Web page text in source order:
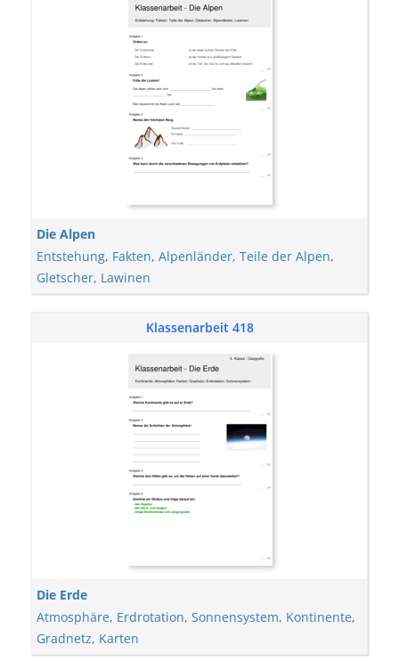
Die Alpen
Entstehung, Fakten, Alpenländer, Teile der Alpen,
Gletscher, Lawinen
Klassenarbeit 418
Die Erde
Atmosphäre, Erdrotation, Sonnensystem, Kontinente,
Gradnetz, Karten